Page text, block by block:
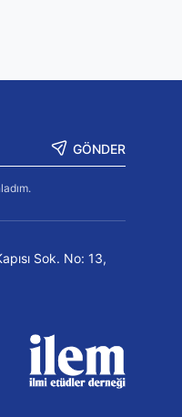
GÖNDER
Sok. No: 13,